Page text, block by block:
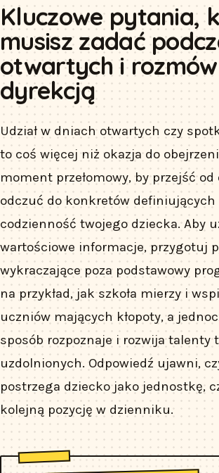
Kluczowe pytania,
musisz zadać
otwartych i
dyrekcją
Udział w dniach otwartych czy
to coś więcej niż okazja do
moment przełomowy, by przejść
odczuć do konkretów definiujących
codzienność twojego dziecka. Aby
wartościowe informacje, przygotuj
wykraczające poza podstawowy
na przykład, jak szkoła mierzy i
uczniów mających kłopoty, a
sposób rozpoznaje i rozwija talenty
uzdolnionych. Odpowiedź ujawni,
postrzega dziecko jako jednostkę,
kolejną pozycję w dzienniku.